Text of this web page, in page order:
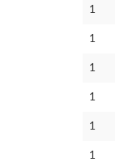
1
1
1
1
1
1